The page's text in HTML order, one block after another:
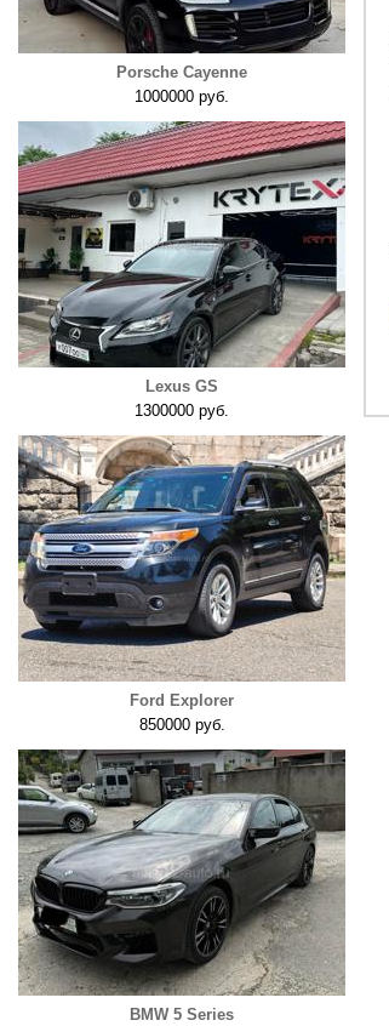
Porsche Cayenne
1000000 руб.
Lexus GS
1300000 руб.
Ford Explorer
850000 руб.
BMW 5 Series